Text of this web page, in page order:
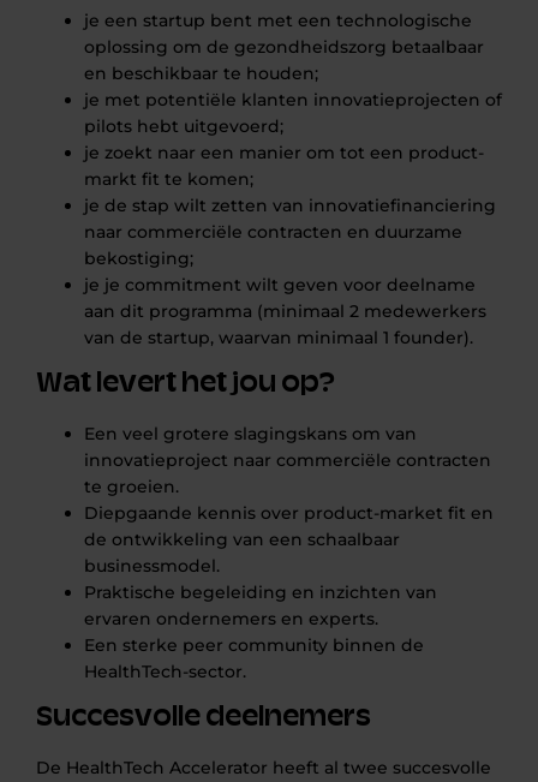
je een startup bent met een technologische
oplossing om de gezondheidszorg betaalbaar
en beschikbaar te houden;
je met potentiële klanten innovatieprojecten of
pilots hebt uitgevoerd;
je zoekt naar een manier om tot een product-
markt fit te komen;
je de stap wilt zetten van innovatiefinanciering
naar commerciële contracten en duurzame
bekostiging;
je je commitment wilt geven voor deelname
aan dit programma (minimaal 2 medewerkers
van de startup, waarvan minimaal 1 founder).
Wat levert het jou op?
Een veel grotere slagingskans om van
innovatieproject naar commerciële contracten
te groeien.
Diepgaande kennis over product-market fit en
de ontwikkeling van een schaalbaar
businessmodel.
Praktische begeleiding en inzichten van
ervaren ondernemers en experts.
Een sterke peer community binnen de
HealthTech-sector.
Succesvolle deelnemers
De HealthTech Accelerator heeft al twee succesvolle